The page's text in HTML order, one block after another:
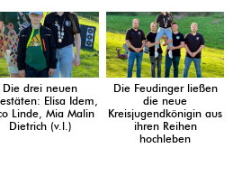
Die drei neuen
Elisa Idem,
Linde, Mia Malin
Dietrich (v.l.)
Die Feudinger ließen
die neue
Kreisjugendkönigin aus
ihren Reihen
hochleben